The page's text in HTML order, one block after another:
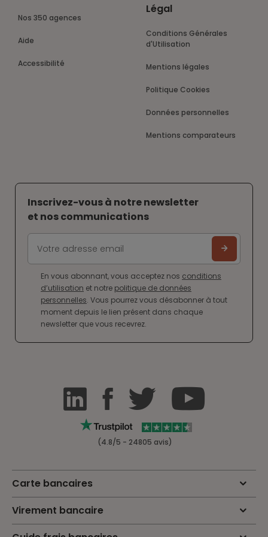
Nos 350 agences
Aide
Accessibilité
Légal
Conditions Générales
d'Utilisation
Mentions légales
Politique Cookies
Données personnelles
Mentions comparateurs
Inscrivez-vous à notre newsletter
et nos communications
En vous abonnant, vous acceptez nos conditions
d’utilisation et notre politique de données
personnelles. Vous pourrez vous désabonner à tout
moment depuis le lien présent dans chaque
newsletter que vous recevrez.
(4.8/5 - 24805 avis)
Carte bancaires
Virement bancaire